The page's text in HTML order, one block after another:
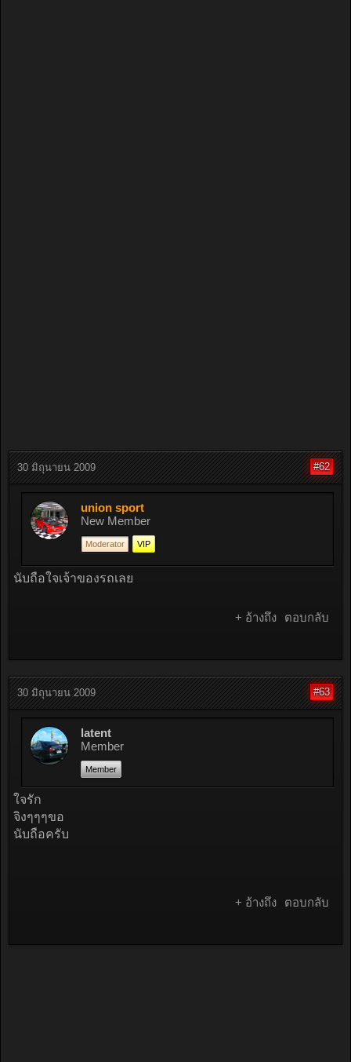
30 มิถุนายน 2009 #62
union sport
New Member
Moderator VIP
นับถือใจเจ้าของรถเลย
+ อ้างถึง ตอบกลับ
30 มิถุนายน 2009 #63
latent
Member
Member
ใจรัก
จิงๆๆๆขอ
นับถือครับ
+ อ้างถึง ตอบกลับ